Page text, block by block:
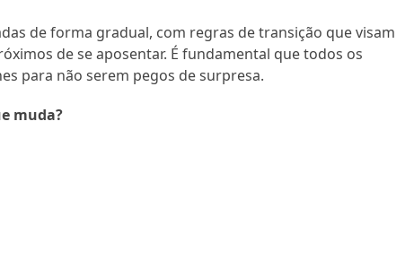
de forma gradual, com regras de transição que visam
de se aposentar. É fundamental que todos os
para não serem pegos de surpresa.
muda?